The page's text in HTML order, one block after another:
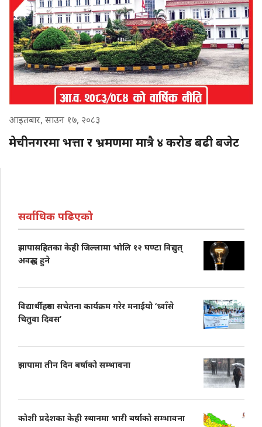
आइतबार, साउन १७, २०८३
मेचीनगरमा भत्ता र भ्रमणमा मात्रै ४ करोड बढी बजेट
सर्वाधिक पढिएको
झापासहितका केही जिल्लामा भोलि १२ घण्टा विद्युत्
अवरुद्ध हुने
विद्यार्थीहरुमा सचेतना कार्यक्रम गरेर मनाईयो ‘ध्वाँसे
चितुवा दिवस’
झापामा तीन दिन बर्षाको सम्भावना
कोशी प्रदेशका केही स्थानमा भारी बर्षाको सम्भावना